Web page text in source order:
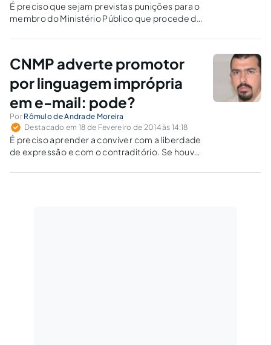
É preciso que sejam previstas punições para o
membro do Ministério Público que procede de
atividades investigatórias.
CNMP adverte promotor
por linguagem imprópria
em e-mail: pode?
Por Rômulo de Andrade Moreira
Destacado em 18 de Fevereiro de 2014 às 14:18
É preciso aprender a conviver com a liberdade
de expressão e com o contraditório. Se houver
vida privada e a intimidade alheias, que se